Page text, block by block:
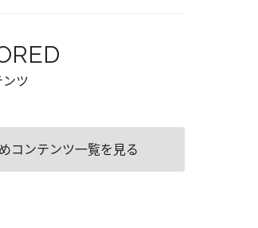
ツ
コンテンツ一覧を見る